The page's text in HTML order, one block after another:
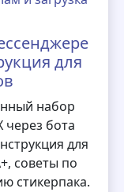
для
набор
через бота
для
советы по
стикерпака.